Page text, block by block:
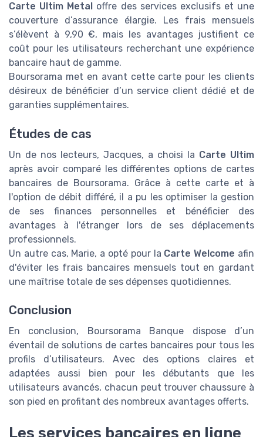
Carte Ultim Metal
offre des services exclusifs et une
couverture d’assurance élargie. Les frais mensuels
s’élèvent à 9,90 €, mais les avantages justifient ce
coût pour les utilisateurs recherchant une expérience
bancaire haut de gamme.
Boursorama met en avant cette carte pour les clients
désireux de bénéficier d’un service client dédié et de
garanties supplémentaires.
Études de cas
Un de nos lecteurs, Jacques, a choisi la Carte Ultim
après avoir comparé les différentes options de cartes
bancaires de Boursorama. Grâce à cette carte et à
l'option de débit différé, il a pu les optimiser la gestion
de ses finances personnelles et bénéficier des
avantages à l'étranger lors de ses déplacements
professionnels.
Un autre cas, Marie, a opté pour la Carte Welcome afin
d'éviter les frais bancaires mensuels tout en gardant
une maîtrise totale de ses dépenses quotidiennes.
Conclusion
En conclusion, Boursorama Banque dispose d’un
éventail de solutions de cartes bancaires pour tous les
profils d’utilisateurs. Avec des options claires et
adaptées aussi bien pour les débutants que les
utilisateurs avancés, chacun peut trouver chaussure à
son pied en profitant des nombreux avantages offerts.
Les services bancaires en ligne